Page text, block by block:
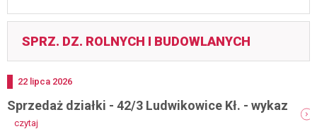
SPRZ. DZ. ROLNYCH I BUDOWLANYCH
Dodano
22 lipca 2026
Sprzedaż działki - 42/3 Ludwikowice Kł. - wykaz
czytaj